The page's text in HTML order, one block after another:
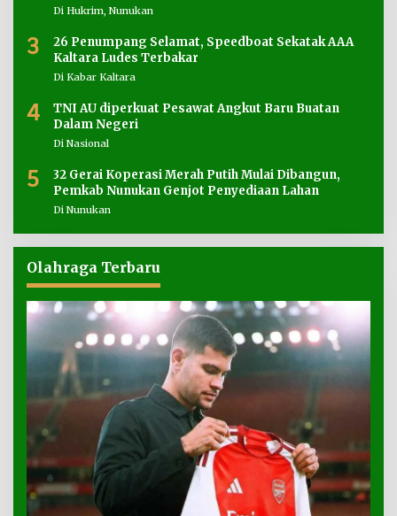
Di Hukrim, Nunukan
3
26 Penumpang Selamat, Speedboat Sekatak AAA
Kaltara Ludes Terbakar
Di Kabar Kaltara
4
TNI AU diperkuat Pesawat Angkut Baru Buatan
Dalam Negeri
Di Nasional
5
32 Gerai Koperasi Merah Putih Mulai Dibangun,
Pemkab Nunukan Genjot Penyediaan Lahan
Di Nunukan
Olahraga Terbaru